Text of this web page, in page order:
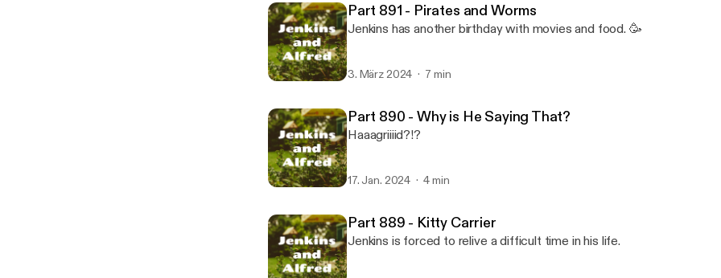
Part 891 - Pirates and Worms
Jenkins has another birthday with movies and food. 🥳
3. März 2024 7 min
Part 890 - Why is He Saying That?
Haaagriiiid?!?
17. Jan. 2024 4 min
Part 889 - Kitty Carrier
Jenkins is forced to relive a difficult time in his life.